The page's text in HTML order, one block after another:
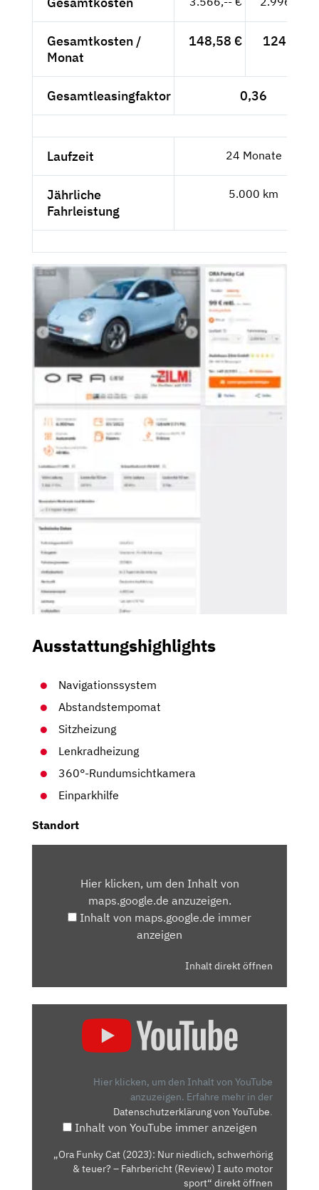
Gesamtkosten /
Monat
148,58 € 124,86 €
Gesamtleasingfaktor 0,36
Laufzeit 24 Monate
Jährliche
Fahrleistung
5.000 km
Ausstattungshighlights
Navigationssystem
Abstandstempomat
Sitzheizung
Lenkradheizung
360°-Rundumsichtkamera
Einparkhilfe
Standort
MAPS.GOOGLE.DEHier klicken, um den Inhalt von
maps.google.de anzuzeigen.
Inhalt von maps.google.de immer
anzeigen
Inhalt direkt öffnen
TEUER?
Hier klicken, um den Inhalt von YouTube
anzuzeigen. Erfahre mehr in der
Datenschutzerklärung von YouTube.
Inhalt von YouTube immer anzeigen
„Ora Funky Cat (2023): Nur niedlich, schwerhörig
& teuer? – Fahrbericht (Review) I auto motor
sport“ direkt öffnen